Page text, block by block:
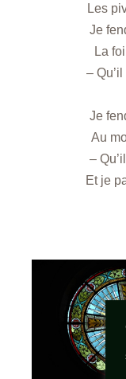
Les
Je
La
–
Je
Au
–
Et je